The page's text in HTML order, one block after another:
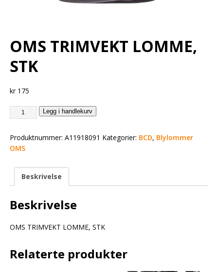
OMS TRIMVEKT LOMME,
STK
kr175
Legg i handlekurv
Produktnummer: A11918091 Kategorier: BCD, Blylommer
OMS
Beskrivelse
Beskrivelse
OMS TRIMVEKT LOMME, STK
Relaterte produkter